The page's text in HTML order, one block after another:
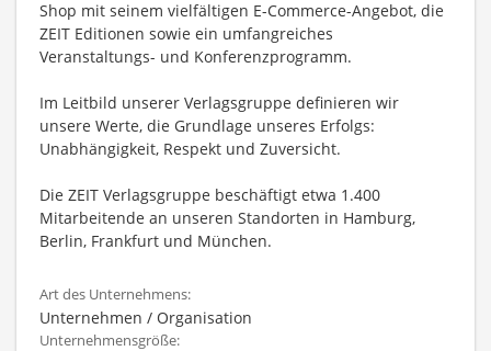
Shop mit seinem vielfältigen E-Commerce-Angebot, die
ZEIT Editionen sowie ein umfangreiches
Veranstaltungs- und Konferenzprogramm.
Im Leitbild unserer Verlagsgruppe definieren wir
unsere Werte, die Grundlage unseres Erfolgs:
Unabhängigkeit, Respekt und Zuversicht.
Die ZEIT Verlagsgruppe beschäftigt etwa 1.400
Mitarbeitende an unseren Standorten in Hamburg,
Berlin, Frankfurt und München.
Art des Unternehmens:
Unternehmen / Organisation
Unternehmensgröße: